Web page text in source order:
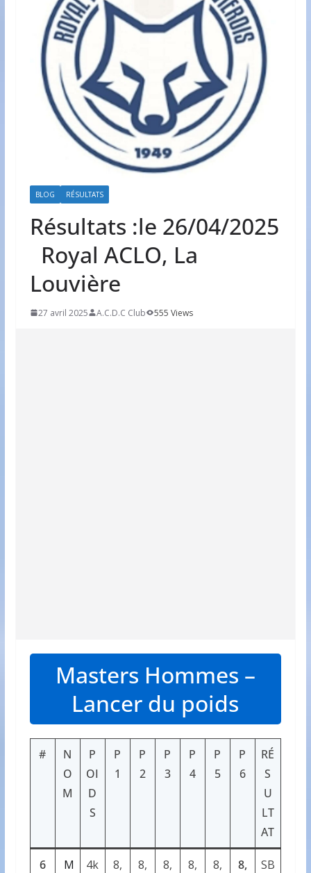
BLOG RÉSULTATS
Résultats :le 26/04/2025
Royal ACLO, La
Louvière
27 avril 2025 A.C.D.C Club 555 Views
Masters Hommes –
Lancer du poids
#
N
O
M
P
OI
D
S
P
1
P
2
P
3
P
4
P
5
P
6
RÉ
S
U
LT
AT
6
M
4k
8,
8,
8,
8,
8,
8,
SB